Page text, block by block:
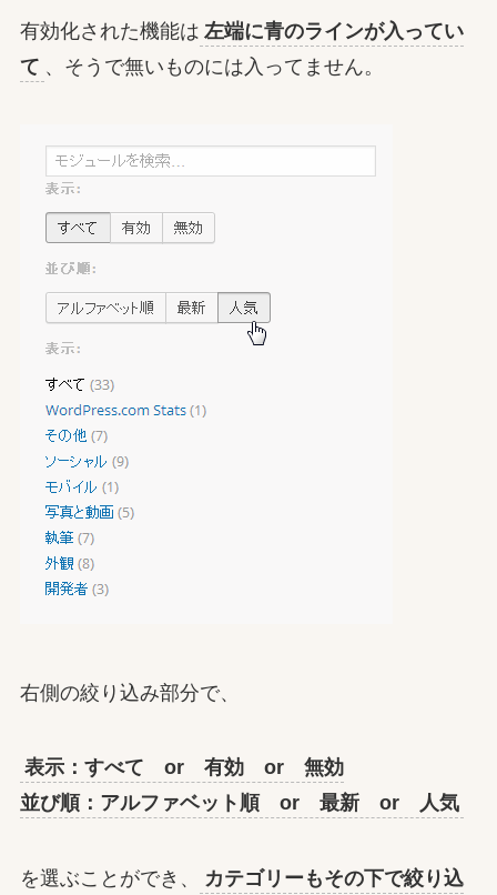
有効化された機能は 左端に青のラインが入ってい
て 、そうで無いものには入ってません。
右側の絞り込み部分で、
表示：すべて or 有効 or 無効
並び順：アルファベット順 or 最新 or 人気
を選ぶことができ、
カテゴリーもその下で絞り込